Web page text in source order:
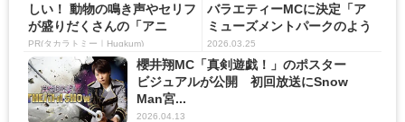
しい！ 動物の鳴き声やセリフ
が盛りだくさんの「アニ
ア ...
PR(タカラトミー｜Hugkum)
バラエティーMCに決定「ア
ミューズメントパークのよう
な...
2026.03.25
櫻井翔MC「真剣遊戯！」のポスター
ビジュアルが公開 初回放送にSnow
Man宮...
2026.04.13